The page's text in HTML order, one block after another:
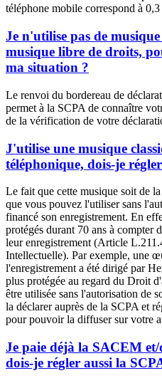
téléphone mobile correspond à
Je n'utilise pas de
musique libre de droits,
ma situation ?
Le renvoi du bordereau de
permet à la SCPA de connaître
de la vérification de votre
J'utilise une musique
téléphonique, dois-je
Le fait que cette musique soit de
que vous pouvez l'utiliser sans
financé son enregistrement. En
protégés durant 70 ans à compter
leur enregistrement (Article
Intellectuelle). Par exemple, une
l'enregistrement a été dirigé par
plus protégée au regard du Droit
être utilisée sans l'autorisation de
la déclarer auprès de la SCPA et
pour pouvoir la diffuser sur votre
Je paie déjà la SACEM
dois-je régler aussi la